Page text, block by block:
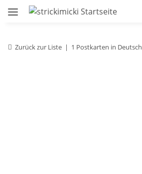
Zurück zur Liste 1 Postkarten in Deutsch